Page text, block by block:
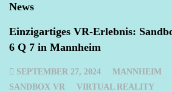
News
Einzigartiges VR-Erlebnis:
6 Q 7 in Mannheim
SEPTEMBER 27, 2024 MANNHEIM
SANDBOX VR
VIRTUAL REALITY